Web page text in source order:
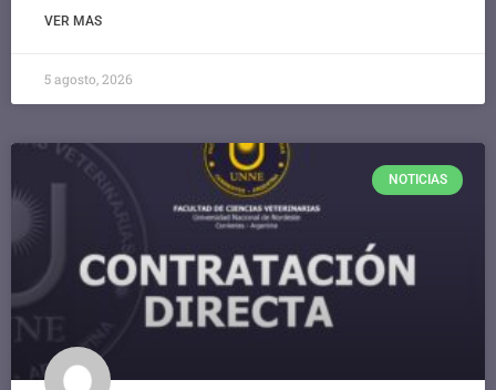
VER MAS
5 agosto, 2026
NOTICIAS